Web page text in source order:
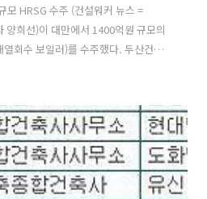
HRSG 수주 (건설워커 뉴스 =
희선)이 대만에서 1400억원 규모의
회수 보일러)를 수주했다. 두산건설
다치파워시스템으로부터 대만 중서부
지시서를 접수했다고 26일 밝혔다.
는 가스복합화력발전소의
고온·고압의 배기가스 에너지를 재활
비로 가스복합화력 발전소의 핵심 기
통상적 납품 규모가 300억~500억